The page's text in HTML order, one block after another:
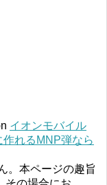
イオンモバイル
れるMNP弾なら
。本ページの趣旨